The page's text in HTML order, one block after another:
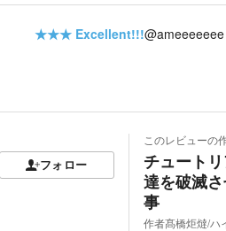
★★★ Excellent!!!@ameeeeeee
フォロー
このレビューの
チュート
達を破滅
事
作者髙橋炬燵/ハ